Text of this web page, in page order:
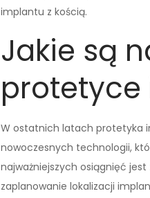
implantu z kością.
Jakie są
protetyce
W ostatnich latach protetyka
nowoczesnych technologii,
najważniejszych osiągnięć
zaplanowanie lokalizacji